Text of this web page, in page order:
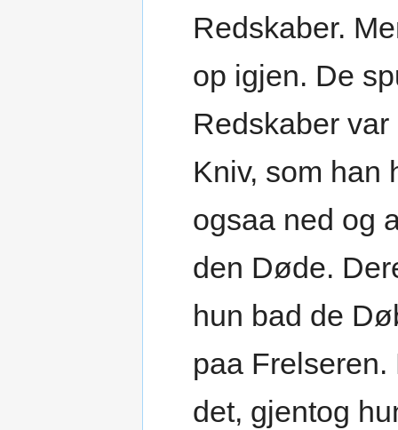
Redskaber.
op igjen. De
Redskaber
Kniv, som han
ogsaa ned og
den Døde.
hun bad de
paa
det, gjentog